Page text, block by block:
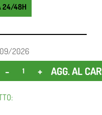
24/48H
2026
Quantità
AGG. AL